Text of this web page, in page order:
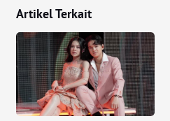
Artikel Terkait